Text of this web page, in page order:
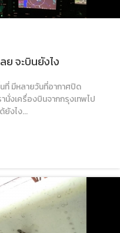
ย จะบินยังไง
ที่ มีหลายวันที่อากาศปิด
นั่งเครื่องบินจากกรุงเทพไป
ยังไง...